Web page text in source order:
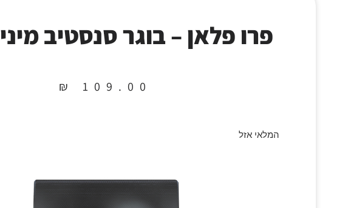
פרו פלאן – בוגר סנסטיב מיני 3 ק"ג
₪ 109.00
המלאי אזל